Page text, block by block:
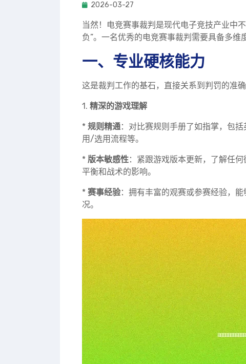
2026-03-27
当然！电竞赛事裁判是现代电子竞技产业中
负”。一名优秀的电竞赛事裁判需要具备多维
一、专业硬核能力
这是裁判工作的基石，直接关系到判罚的准确
1. 精深的游戏理解
* 规则精通：对比赛规则手册了如指掌，包
用/选用流程等。
* 版本敏感性：紧跟游戏版本更新，了解任
平衡和战术的影响。
* 赛事经验：拥有丰富的观赛或参赛经验，
况。